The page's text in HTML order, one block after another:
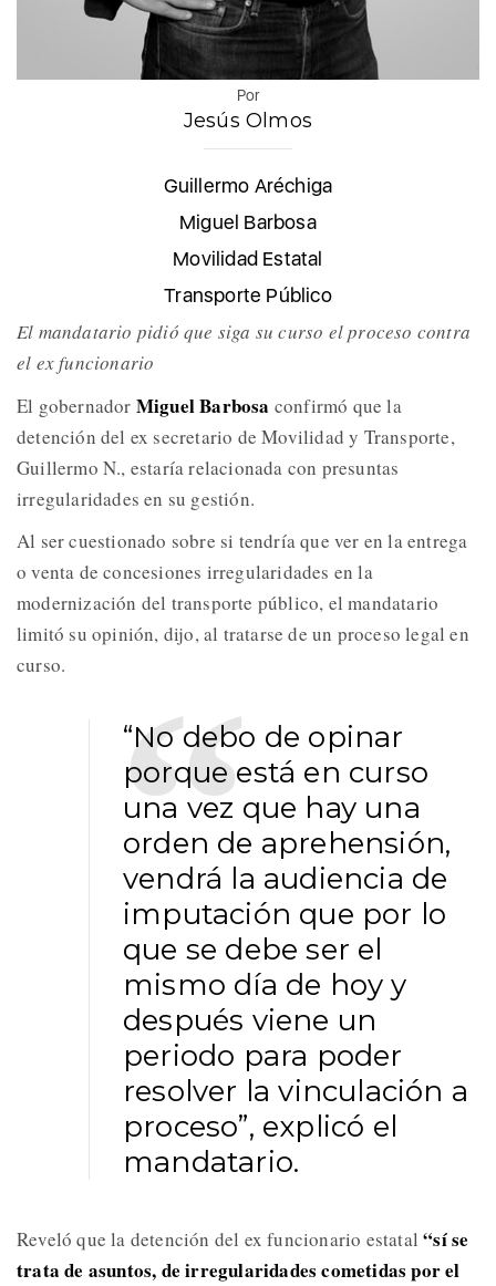
Por
Jesús Olmos
Guillermo Aréchiga
Miguel Barbosa
Movilidad Estatal
Transporte Público
El mandatario pidió que siga su curso el proceso contra
el ex funcionario
El gobernador Miguel Barbosa confirmó que la
detención del ex secretario de Movilidad y Transporte,
Guillermo N., estaría relacionada con presuntas
irregularidades en su gestión.
Al ser cuestionado sobre si tendría que ver en la entrega
o venta de concesiones irregularidades en la
modernización del transporte público, el mandatario
limitó su opinión, dijo, al tratarse de un proceso legal en
curso.
“No debo de opinar
porque está en curso
una vez que hay una
orden de aprehensión,
vendrá la audiencia de
imputación que por lo
que se debe ser el
mismo día de hoy y
después viene un
periodo para poder
resolver la vinculación a
proceso”, explicó el
mandatario.
Reveló que la detención del ex funcionario estatal “sí se
trata de asuntos, de irregularidades cometidas por el